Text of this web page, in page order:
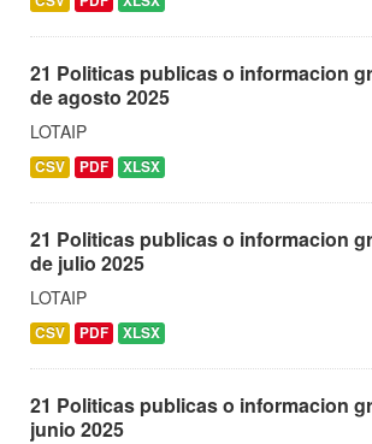
21 Politicas publicas o informacion
de agosto 2025
LOTAIP
CSV PDF XLSX
21 Politicas publicas o informacion
de julio 2025
LOTAIP
CSV PDF XLSX
21 Politicas publicas o informacion
junio 2025